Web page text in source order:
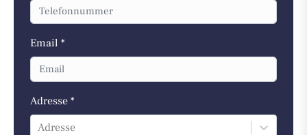
Email *
Adresse *
Adresse